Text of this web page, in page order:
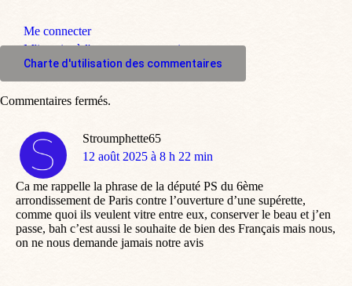
Me connecter
M'inscrire à l'espace commentaire
Charte d'utilisation des commentaires
Stroumphette65
dit
12 août 2025 à 8 h 22 min
Ca me rappelle la phrase de la député PS du 6ème
arrondissement de Paris contre l’ouverture d’une supérette,
comme quoi ils veulent vitre entre eux, conserver le beau et j’en
passe, bah c’est aussi le souhaite de bien des Français mais nous,
on ne nous demande jamais notre avis
Commentaires fermés.